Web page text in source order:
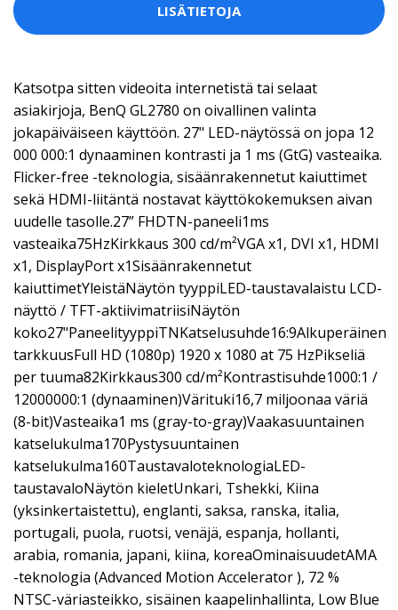
LISÄTIETOJA
Katsotpa sitten videoita internetistä tai selaat
asiakirjoja, BenQ GL2780 on oivallinen valinta
jokapäiväiseen käyttöön. 27" LED-näytössä on jopa 12
000 000:1 dynaaminen kontrasti ja 1 ms (GtG) vasteaika.
Flicker-free -teknologia, sisäänrakennetut kaiuttimet
sekä HDMI-liitäntä nostavat käyttökokemuksen aivan
uudelle tasolle.27” FHDTN-paneeli1ms
vasteaika75HzKirkkaus 300 cd/m²VGA x1, DVI x1, HDMI
x1, DisplayPort x1Sisäänrakennetut
kaiuttimetYleistäNäytön tyyppiLED-taustavalaistu LCD-
näyttö / TFT-aktiivimatriisiNäytön
koko27"PaneelityyppiTNKatselusuhde16:9Alkuperäinen
tarkkuusFull HD (1080p) 1920 x 1080 at 75 HzPikseliä
per tuuma82Kirkkaus300 cd/m²Kontrastisuhde1000:1 /
12000000:1 (dynaaminen)Värituki16,7 miljoonaa väriä
(8-bit)Vasteaika1 ms (gray-to-gray)Vaakasuuntainen
katselukulma170Pystysuuntainen
katselukulma160TaustavaloteknologiaLED-
taustavaloNäytön kieletUnkari, Tshekki, Kiina
(yksinkertaistettu), englanti, saksa, ranska, italia,
portugali, puola, ruotsi, venäjä, espanja, hollanti,
arabia, romania, japani, kiina, koreaOminaisuudetAMA
-teknologia (Advanced Motion Accelerator ), 72 %
NTSC-väriasteikko, sisäinen kaapelinhallinta, Low Blue